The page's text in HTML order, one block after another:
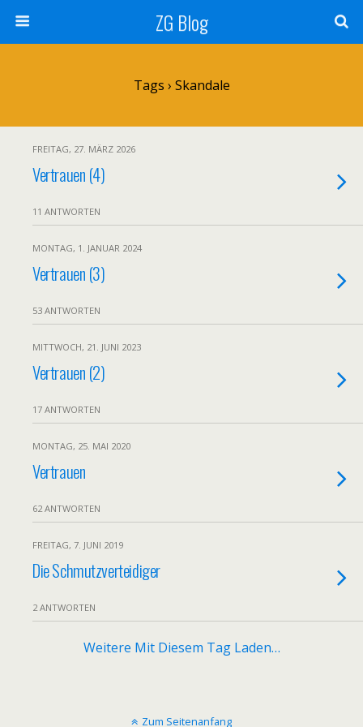
ZG Blog
Tags › Skandale
FREITAG, 27. MÄRZ 2026
Vertrauen (4)
11 ANTWORTEN
MONTAG, 1. JANUAR 2024
Vertrauen (3)
53 ANTWORTEN
MITTWOCH, 21. JUNI 2023
Vertrauen (2)
17 ANTWORTEN
MONTAG, 25. MAI 2020
Vertrauen
62 ANTWORTEN
FREITAG, 7. JUNI 2019
Die Schmutzverteidiger
2 ANTWORTEN
Weitere Mit Diesem Tag Laden…
Zum Seitenanfang